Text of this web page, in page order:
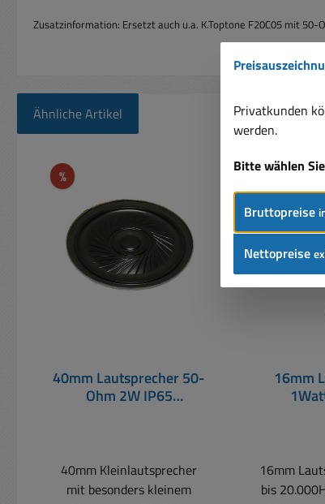
Zusatzinformation: Ersetzt auch u.a. K.Toptone F20C05 mit 50-
Ähnliche Artikel
Produktgalerie überspringen
%Rabatt
40mm Lautsprecher 50-
Ohm 2W IP65
40mm Kleinlautsprecher
mit besonders kleinem
%Rabatt
16mm
16mm
bis
Privatkunden
werden.
Bitte wählen
Bruttopreise
Nettopreise